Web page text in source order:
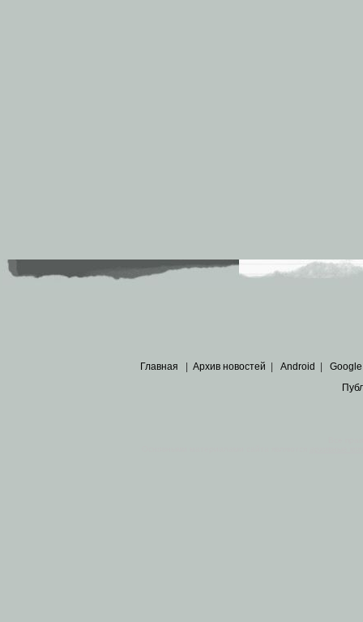
Главная Архив новостей Android Google